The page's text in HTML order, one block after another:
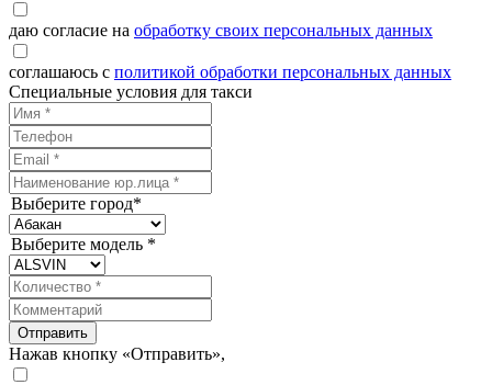
даю согласие на обработку своих персональных данных
соглашаюсь с политикой обработки персональных данных
Специальные условия для такси
Выберите город*
Выберите модель *
Отправить
Нажав кнопку «Отправить»,